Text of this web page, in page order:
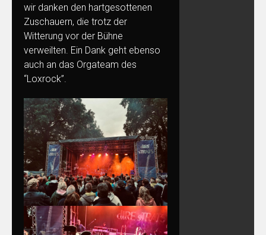
wir danken den hartgesottenen
Zuschauern, die trotz der
Witterung vor der Bühne
verweilten. Ein Dank geht ebenso
auch an das Orgateam des
“Loxrock”.